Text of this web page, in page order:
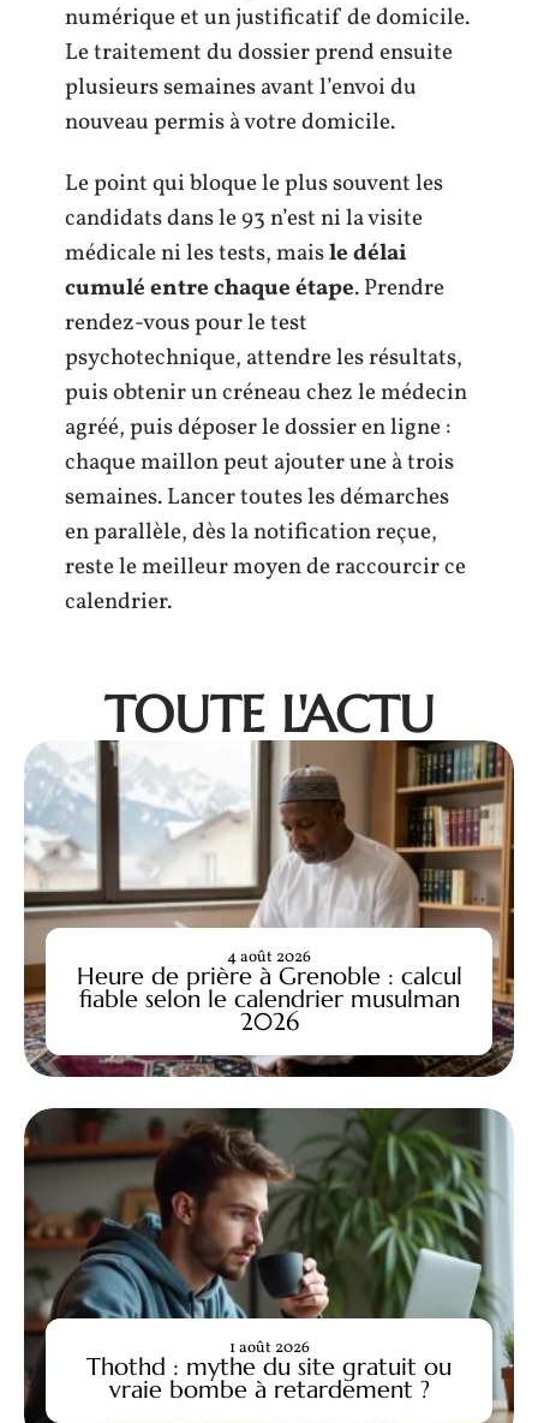
numérique et un justificatif de domicile.
Le traitement du dossier prend ensuite
plusieurs semaines avant l’envoi du
nouveau permis à votre domicile.
Le point qui bloque le plus souvent les
candidats dans le 93 n’est ni la visite
médicale ni les tests, maisle délai
cumulé entre chaque étape. Prendre
rendez-vous pour le test
psychotechnique, attendre les résultats,
puis obtenir un créneau chez le médecin
agréé, puis déposer le dossier en ligne :
chaque maillon peut ajouter une à trois
semaines. Lancer toutes les démarches
en parallèle, dès la notification reçue,
reste le meilleur moyen de raccourcir ce
calendrier.
TOUTE L'ACTU
Heure de prière à Grenoble : calcul
fiable selon le calendrier musulman
2026
4 août 2026
Thothd : mythe du site gratuit ou
vraie bombe à retardement ?
1 août 2026